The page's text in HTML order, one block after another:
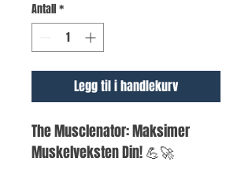
Antall*
Legg til i handlekurv
The Musclenator: Maksimer
Muskelveksten Din! 💪🚀